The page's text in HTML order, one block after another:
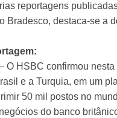
reportagens
Bradesco, destaca-se a
O HSBC confirmou
e a Turquia, em um
50 mil postos no
do banco